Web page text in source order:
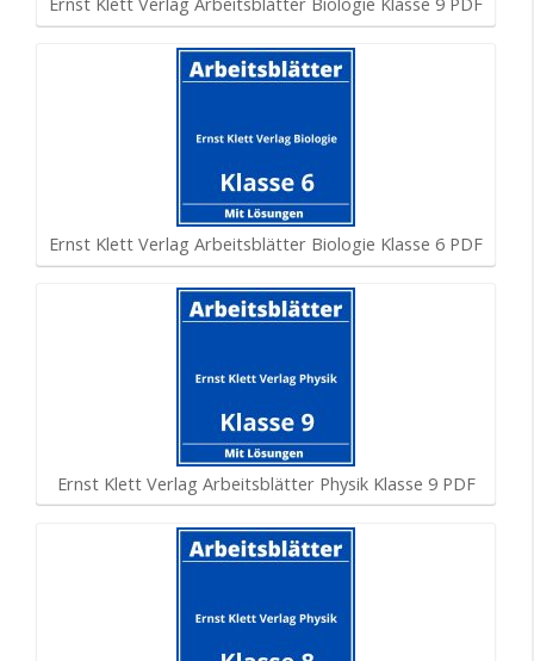
Ernst Klett Verlag Arbeitsblätter Biologie Klasse 6 PDF
Ernst Klett Verlag Arbeitsblätter Physik Klasse 9 PDF